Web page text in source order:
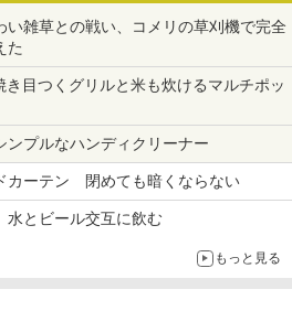
い雑草との戦い、コメリの草刈機で完全
た
目つくグリルと米も炊けるマルチポッ
ンプルなハンディクリーナー
カーテン 閉めても暗くならない
水とビール交互に飲む
もっと見る